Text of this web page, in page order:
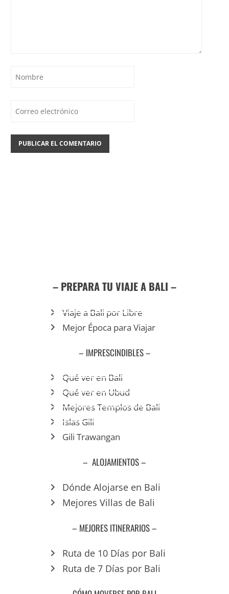
– PREPARA TU VIAJE A BALI –
Viaje a Bali por Libre
Mejor Época para Viajar
– IMPRESCINDIBLES –
Qué ver en Bali
Qué ver en Ubud
Mejores Templos de Bali
Islas Gili
Gili Trawangan
– ALOJAMIENTOS –
Dónde Alojarse en Bali
Mejores Villas de Bali
– MEJORES ITINERARIOS –
Ruta de 10 Días por Bali
Ruta de 7 Días por Bali